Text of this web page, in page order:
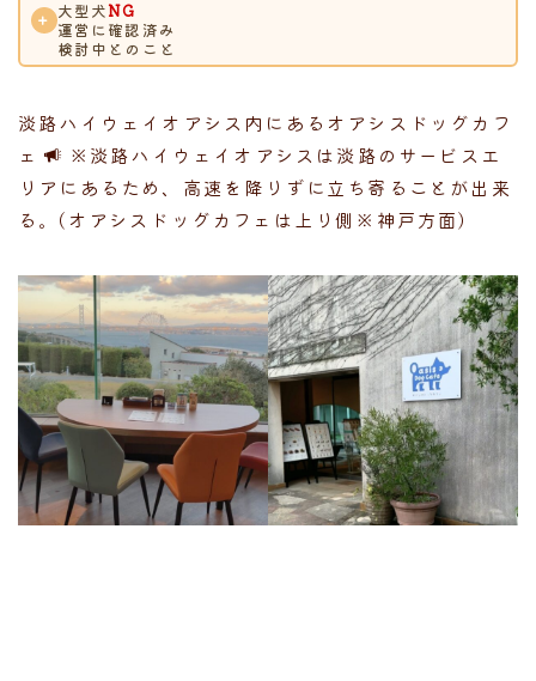
＋ 大型犬NG
運営に確認済み
検討中とのこと
淡路ハイウェイオアシス内にあるオアシスドッグカフ
ェ
※淡路ハイウェイオアシスは淡路のサービスエ
リアにあるため、高速を降りずに立ち寄ることが出来
る。(オアシスドッグカフェは上り側※神戸方面)